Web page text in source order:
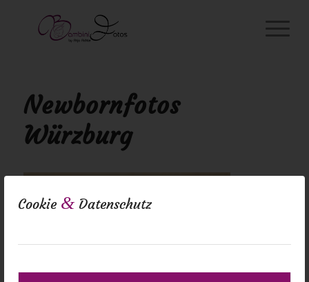
Cookie & Datenschutz
Newbornfotos
Würzburg